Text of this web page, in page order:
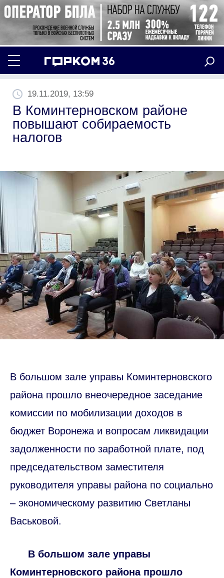
19.11.2019, 13:59
В Коминтерновском районе
повышают собираемость
налогов
В большом зале управы Коминтерновского
района прошло внеочередное заседание
комиссии по мобилизации доходов в
бюджет Воронежа и вопросам ликвидации
задолженности по заработной плате, под
председательством заместителя
руководителя управы района по социально
– экономическому развитию Светланы
Васьковой.
В большом зале управы
Коминтерновского района прошло